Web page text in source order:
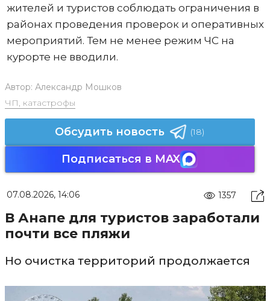
жителей и туристов соблюдать ограничения в
районах проведения проверок и оперативных
мероприятий. Тем не менее режим ЧС на
курорте не вводили.
Автор: Александр Мошков
ЧП, катастрофы
Обсудить новость (18)
Подписаться в MAX
07.08.2026, 14:06 1357
В Анапе для туристов заработали
почти все пляжи
Но очистка территорий продолжается